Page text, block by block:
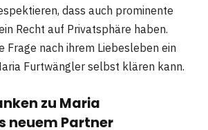
dass auch prominente
Recht auf Privatsphäre haben.
Frage nach ihrem Liebesleben ein
Furtwängler selbst klären kann.
zu Maria
neuem Partner